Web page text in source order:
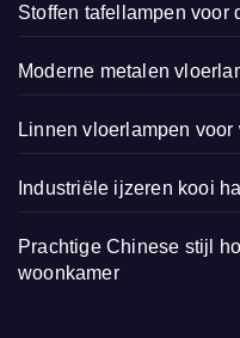
Stoffen tafellampen voor
Moderne metalen
Linnen vloerlampen
Industriële ijzeren kooi
Prachtige Chinese stijl
woonkamer